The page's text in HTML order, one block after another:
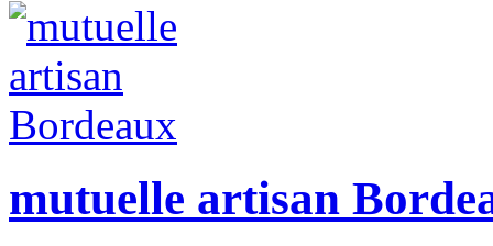
mutuelle artisan